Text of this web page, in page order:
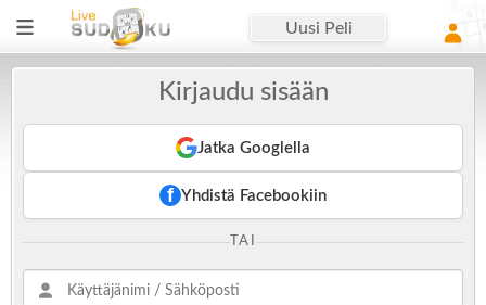
Uusi Peli
Kirjaudu sisään
Jatka Googlella
f Yhdistä Facebookiin
TAI
Käyttäjänimi / Sähköposti